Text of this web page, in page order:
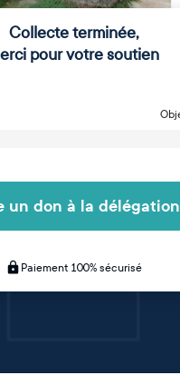
Collecte terminée,
pour votre soutien
un don à la délégation
Paiement 100% sécurisé